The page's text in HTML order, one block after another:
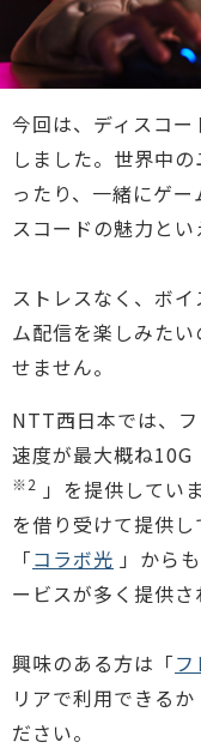
今回は、ディスコ
しました。世界中
ったり、一緒にゲ
スコードの魅力とい
ストレスなく、ボ
ム配信を楽しみた
せません。
NTT西日本では、
速度が最大概ね10G
※2
」を提供してい
を借り受けて提供
「コラボ光 」から
ービスが多く提供さ
興味のある方は「
リアで利用できるか
ださい。